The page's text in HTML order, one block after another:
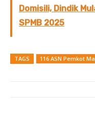
Domisili, Dindik
SPMB 2025
TAGS 116 ASN Pemkot